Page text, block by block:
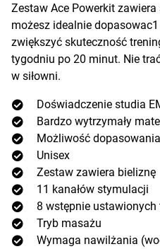
Zestaw Ace Powerkit
możesz idealnie
zwiększyć skuteczność
tygodniu po 20 minut. Nie
w siłowni.
Doświadczenie studia
Bardzo wytrzymały
Możliwość
Unisex
Zestaw zawiera bieliznę
11 kanałów stymulacji
8 wstępnie ustawionych
Tryb masażu
Wymaga nawilżania